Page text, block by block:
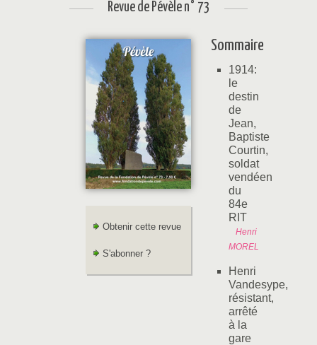
Revue de Pévèle n° 73
Obtenir cette revue
S'abonner ?
Sommaire
1914:
le
destin
de
Jean,
Baptiste
Courtin,
soldat
vendéen
du
84e
RIT
Henri
MOREL
Henri
Vandesype,
résistant,
arrêté
à la
gare